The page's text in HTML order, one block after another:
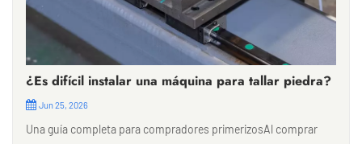
¿Es difícil instalar una máquina para tallar piedra?
Jun 25, 2026
Una guía completa para compradores primerizosAl comprar